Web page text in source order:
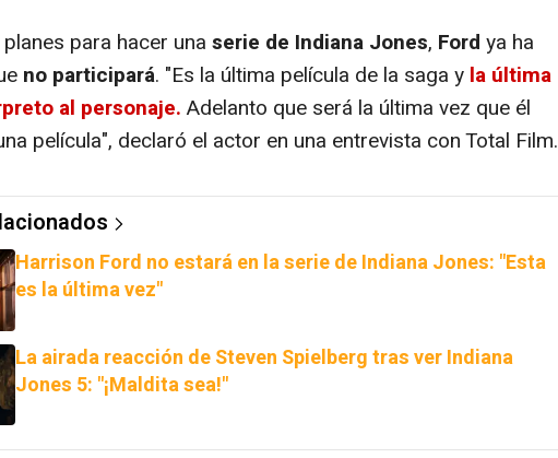
para hacer una serie de Indiana Jones, Ford ya ha
no participará. "Es la última película de la saga y la última
al personaje. Adelanto que será la última vez que él
película", declaró el actor en una entrevista con Total Film.
Harrison Ford no estará en la serie de Indiana Jones: "Esta
es la última vez"
La airada reacción de Steven Spielberg tras ver Indiana
Jones 5: "¡Maldita sea!"